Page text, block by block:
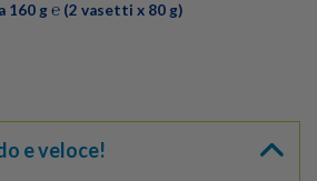
160 g ℮ (2 vasetti x 80 g)
e veloce!